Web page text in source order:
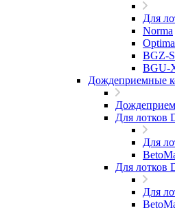
Для
Norma
Optima
BGZ-S
BGU-
Дождеприемные
Для лотков
Для
Для лотков
Для